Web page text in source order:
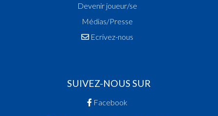
Devenir joueur/se
Médias/Presse
Ecrivez-nous
SUIVEZ-NOUS SUR
Facebook